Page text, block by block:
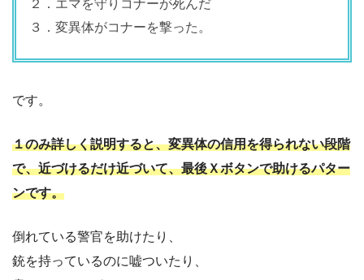
２．エマを守りコナーが死んだ
３．変異体がコナーを撃った。
です。
１のみ詳しく説明すると、変異体の信用を得られない段階
で、近づけるだけ近づいて、最後Ｘボタンで助けるパター
ンです。
倒れている警官を助けたり、
銃を持っているのに嘘ついたり、